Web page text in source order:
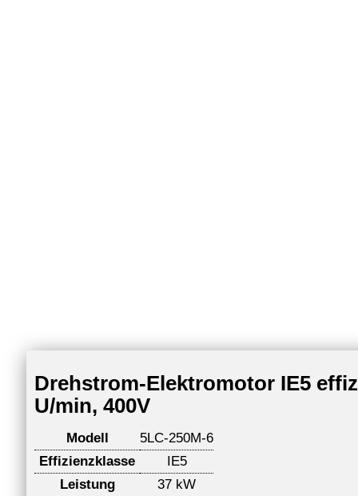
Drehstrom-Elektromotor IE5
U/min, 400V
Modell
5LC-250M-6
Effizienzklasse
IE5
Leistung
37 kW